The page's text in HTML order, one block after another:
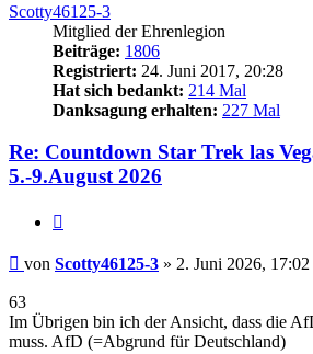
Scotty46125-3
Mitglied der Ehrenlegion
Beiträge: 1806
Registriert: 24. Juni 2017, 20:28
Hat sich bedankt: 214 Mal
Danksagung erhalten: 227 Mal
Re: Countdown Star Trek las
5.-9.August 2026
Beitrag
von Scotty46125-3 » 2. Juni 2026, 17:02
63
Im Übrigen bin ich der Ansicht, dass die
muss. AfD (=Abgrund für Deutschland)